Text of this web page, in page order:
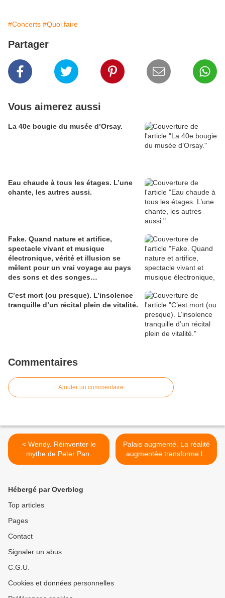
#Concerts #Quoi faire
Partager
Vous aimerez aussi
La 40e bougie du musée d’Orsay.
Eau chaude à tous les étages. L’une
chante, les autres aussi.
Fake. Quand nature et artifice,
spectacle vivant et musique
électronique, vérité et illusion se
mêlent pour un vrai voyage au pays
des sons et des songes…
C’est mort (ou presque). L’insolence
tranquille d’un récital plein de vitalité.
Commentaires
Ajouter un commentaire
< Wendy. Réinventer le
mythe de Peter Pan.
Palais augmenté. La réalité
augmentée transforme le
Grand Palais Éphémère en
Hébergé par Overblog
Top articles
Pages
Contact
Signaler un abus
C.G.U.
Cookies et données personnelles